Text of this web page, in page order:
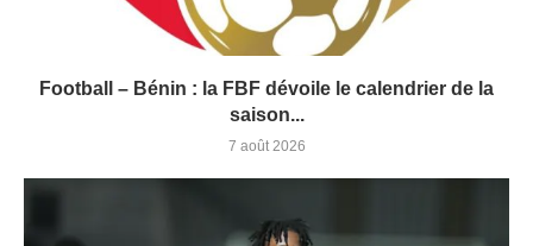
Football – Bénin : la FBF dévoile le calendrier de la
saison...
7 août 2026